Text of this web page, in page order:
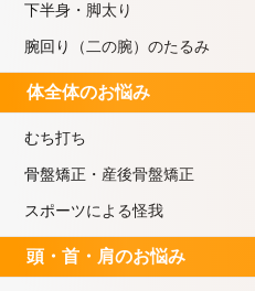
下半身・脚太り
腕回り（二の腕）のたるみ
体全体のお悩み
むち打ち
骨盤矯正・産後骨盤矯正
スポーツによる怪我
頭・首・肩のお悩み